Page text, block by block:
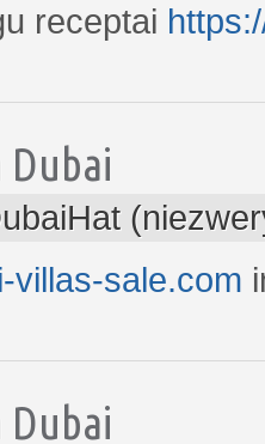
receptai
villas-sale.com